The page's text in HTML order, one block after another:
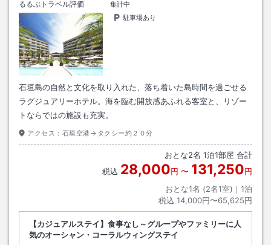
るるぶトラベル評価
集計中
駐車場あり
石垣島の自然と文化を取り入れた、落ち着いた島時間を過ごせる
ラグジュアリーホテル。海を臨む開放感あふれる客室と、リゾー
トならではの施設も充実。
アクセス： 石垣空港→タクシー約２０分
おとな2名 1泊1部屋 合計
税込 28,000円 〜 131,250円
おとな1名 (2名1室)｜ 1泊
税込 14,000円〜65,625円
【カジュアルステイ】食事なし～グループやファミリーに人
気のオーシャン・コーラルウィングステイ